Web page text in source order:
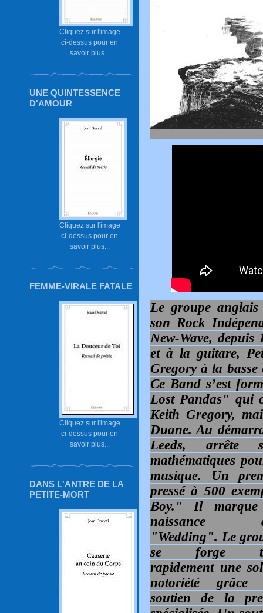
Cliquez sur l'image
ci-dessus pour en
savoir plus...
UNE QUINTESSENCE
D'AMOUR
Cliquez sur l'image
ci-dessus pour en
savoir plus...
FEMME-VIRALE FATALE
Cliquez sur l'image
ci-dessus pour en
savoir plus...
DANS L'ANTRE DE LA
PETITE-MORT
Le groupe
son Rock
New-Wave,
et à la guitare,
Gregory à la
Ce Band s’est
Lost Pandas" qui
Keith Gregory,
Duane. Au
Leeds, arrête
mathématiques
musique. Un
pressé à 500
Boy."Il
naissance
"Wedding". Le
se forge
rapidement une
notoriété grâce
soutien de la